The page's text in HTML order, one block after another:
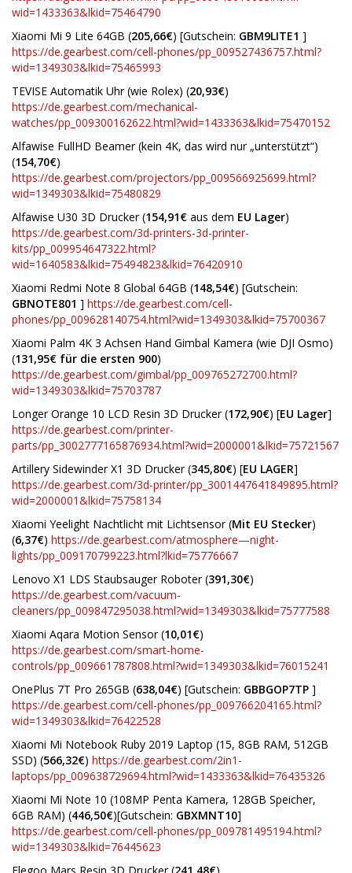
wid=1433363&lkid=75464790
Xiaomi Mi 9 Lite 64GB (205,66€) [Gutschein: GBM9LITE1 ]
https://de.gearbest.com/cell-phones/pp_009527436757.html?
wid=1349303&lkid=75465993
TEVISE Automatik Uhr (wie Rolex) (20,93€)
https://de.gearbest.com/mechanical-
watches/pp_009300162622.html?wid=1433363&lkid=75470152
Alfawise FullHD Beamer (kein 4K, das wird nur „unterstützt“)
(154,70€)
https://de.gearbest.com/projectors/pp_009566925699.html?
wid=1349303&lkid=75480829
Alfawise U30 3D Drucker (154,91€ aus dem EU Lager)
https://de.gearbest.com/3d-printers-3d-printer-
kits/pp_009954647322.html?
wid=1640583&lkid=75494823&lkid=76420910
Xiaomi Redmi Note 8 Global 64GB (148,54€) [Gutschein:
GBNOTE801 ] https://de.gearbest.com/cell-
phones/pp_009628140754.html?wid=1349303&lkid=75700367
Xiaomi Palm 4K 3 Achsen Hand Gimbal Kamera (wie DJI Osmo)
(131,95€ für die ersten 900)
https://de.gearbest.com/gimbal/pp_009765272700.html?
wid=1349303&lkid=75703787
Longer Orange 10 LCD Resin 3D Drucker (172,90€) [EU Lager]
https://de.gearbest.com/printer-
parts/pp_3002777165876934.html?wid=2000001&lkid=75721567
Artillery Sidewinder X1 3D Drucker (345,80€) [EU LAGER]
https://de.gearbest.com/3d-printer/pp_3001447641849895.html?
wid=2000001&lkid=75758134
Xiaomi Yeelight Nachtlicht mit Lichtsensor (Mit EU Stecker)
(6,37€) https://de.gearbest.com/atmosphere—night-
lights/pp_009170799223.html?lkid=75776667
Lenovo X1 LDS Staubsauger Roboter (391,30€)
https://de.gearbest.com/vacuum-
cleaners/pp_009847295038.html?wid=1349303&lkid=75777588
Xiaomi Aqara Motion Sensor (10,01€)
https://de.gearbest.com/smart-home-
controls/pp_009661787808.html?wid=1349303&lkid=76015241
OnePlus 7T Pro 265GB (638,04€) [Gutschein: GBBGOP7TP ]
https://de.gearbest.com/cell-phones/pp_009766204165.html?
wid=1349303&lkid=76422528
Xiaomi Mi Notebook Ruby 2019 Laptop (15, 8GB RAM, 512GB
SSD) (566,32€) https://de.gearbest.com/2in1-
laptops/pp_009638729694.html?wid=1433363&lkid=76435326
Xiaomi Mi Note 10 (108MP Penta Kamera, 128GB Speicher,
6GB RAM) (446,50€)[Gutschein: GBXMNT10]
https://de.gearbest.com/cell-phones/pp_009781495194.html?
wid=1349303&lkid=76445623